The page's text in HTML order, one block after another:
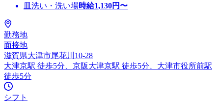
皿洗い・洗い場時給1,130円〜
勤務地
面接地
滋賀県大津市尾花川10-28
大津京駅 徒歩5分、京阪大津京駅 徒歩5分、大津市役所前駅
徒歩5分
シフト